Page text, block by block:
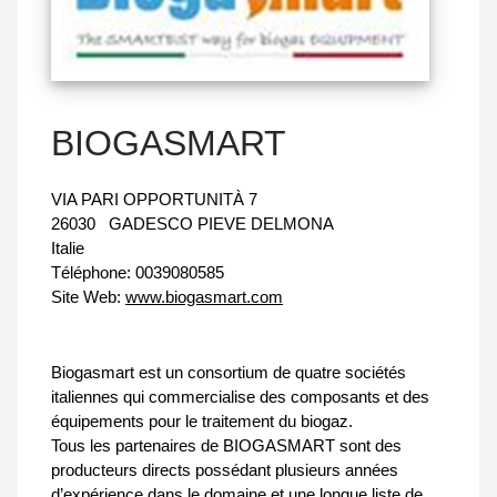
BIOGASMART
VIA PARI OPPORTUNITÀ 7
26030
GADESCO PIEVE DELMONA
Italie
Téléphone: 0039080585
Site Web: www.biogasmart.com
Biogasmart est un consortium de quatre sociétés
italiennes qui commercialise des composants et des
équipements pour le traitement du biogaz.
Tous les partenaires de BIOGASMART sont des
producteurs directs possédant plusieurs années